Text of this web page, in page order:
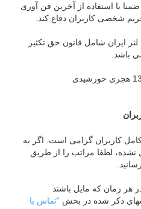
با استفاده از آخرین فن آوری
شخصی کاربران دفاع کند.
ایران شامل قانون حق تکثير
باشد.
کامل کاربران گرامی است. اگر به
نشده، لطفا مراتب را از طریق
هر زمان كه مايل باشند
ذکر شده در بخش "تماس با